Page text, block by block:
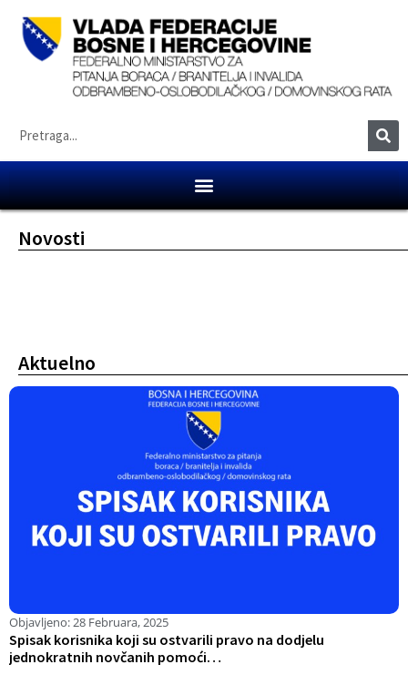
Novosti
Aktuelno
Objavljeno:28 Februara, 2025
Spisak korisnika koji su ostvarili pravo na dodjelu
jednokratnih novčanih pomoći…